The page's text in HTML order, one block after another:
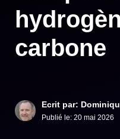
carbone
Ecrit par:
Publié le: 20 mai 2026